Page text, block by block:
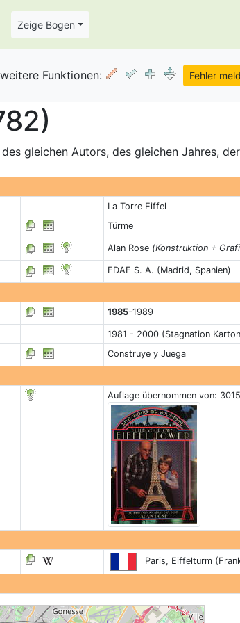
Zeige Bogen
weitere Funktionen:
gleichen Autors, des gleichen Jahres,
La Torre Eiffel
Türme
Alan Rose (Konstruktion +
EDAF S. A. (Madrid, Spanien)
1985-1989
1981 - 2000 (Stagnation
Construye y Juega
Auflage übernommen von: 3015
Paris, Eiffelturm